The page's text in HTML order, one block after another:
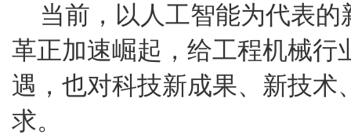
当前，以人工智能为代表
革正加速崛起，给工程机械行
遇，也对科技新成果、新技术
求。